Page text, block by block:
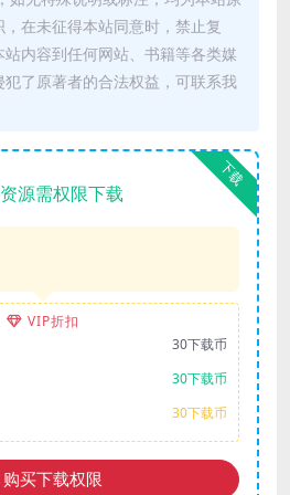
在未征得本站同意时，禁止复
内容到任何网站、书籍等各类媒
了原著者的合法权益，可联系我
下载
源需权限下载
VIP折扣
30下载币
30下载币
30下载币
购买下载权限